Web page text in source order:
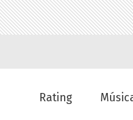
Rating